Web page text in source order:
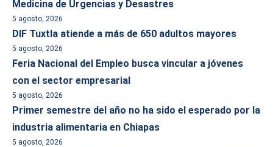
Medicina de Urgencias y Desastres
5 agosto, 2026
DIF Tuxtla atiende a más de 650 adultos mayores
5 agosto, 2026
Feria Nacional del Empleo busca vincular a jóvenes
con el sector empresarial
5 agosto, 2026
Primer semestre del año no ha sido el esperado por la
industria alimentaria en Chiapas
5 agosto, 2026